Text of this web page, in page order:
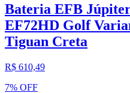
Bateria EFB
EF72HD Golf
Tiguan Creta
R$ 610,49
7% OFF